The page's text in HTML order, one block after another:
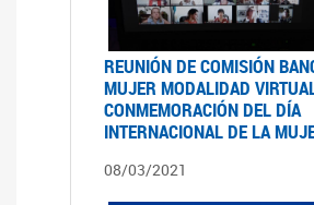
REUNIÓN DE COMISIÓN
MUJER MODALIDAD
CONMEMORACIÓN DEL DÍA
INTERNACIONAL DE LA
08/03/2021